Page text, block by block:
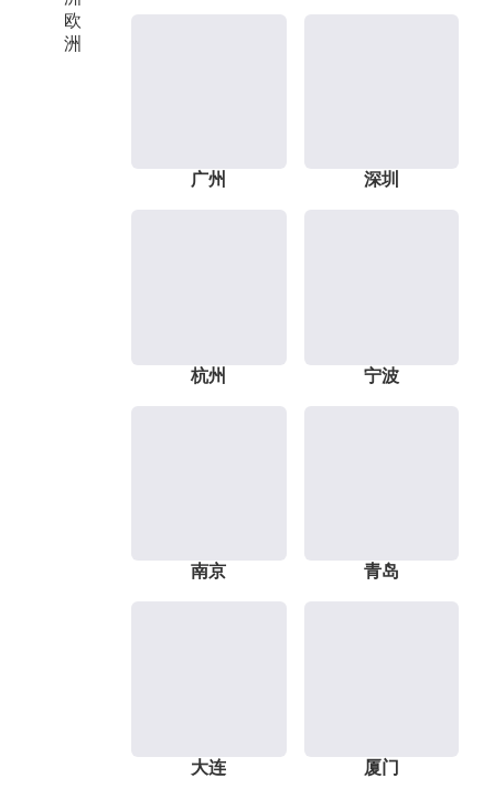
欧
洲
广州 深圳
杭州 宁波
南京 青岛
大连 厦门